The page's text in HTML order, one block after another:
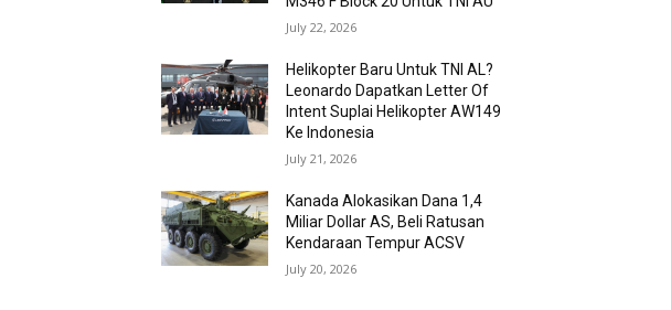
July 22, 2026
Helikopter Baru Untuk TNI AL?
Leonardo Dapatkan Letter Of
Intent Suplai Helikopter AW149
Ke Indonesia
July 21, 2026
Kanada Alokasikan Dana 1,4
Miliar Dollar AS, Beli Ratusan
Kendaraan Tempur ACSV
July 20, 2026